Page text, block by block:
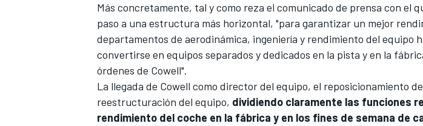
Más concretamente, tal y como reza el comunicado de prensa con el
paso a una estructura más horizontal, "para garantizar un mejor
departamentos de aerodinámica, ingeniería y rendimiento del equipo
convertirse en equipos separados y dedicados en la pista y en la
órdenes de Cowell".
La llegada de Cowell como director del equipo, el reposicionamiento
reestructuración del equipo, dividiendo claramente las funciones
rendimiento del coche en la fábrica y en los fines de semana de